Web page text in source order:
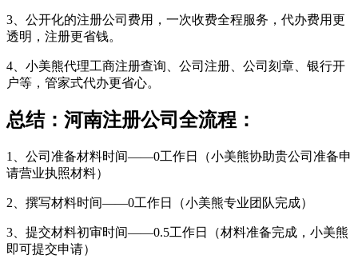
3、公开化的注册公司费用，一次收费全程服务，代办费用更
透明，注册更省钱。
4、小美熊代理工商注册查询、公司注册、公司刻章、银行开
户等，管家式代办更省心。
总结：河南注册公司全流程：
1、公司准备材料时间――0工作日（小美熊协助贵公司准备申
请营业执照材料）
2、撰写材料时间――0工作日（小美熊专业团队完成）
3、提交材料初审时间――0.5工作日（材料准备完成，小美熊
即可提交申请）